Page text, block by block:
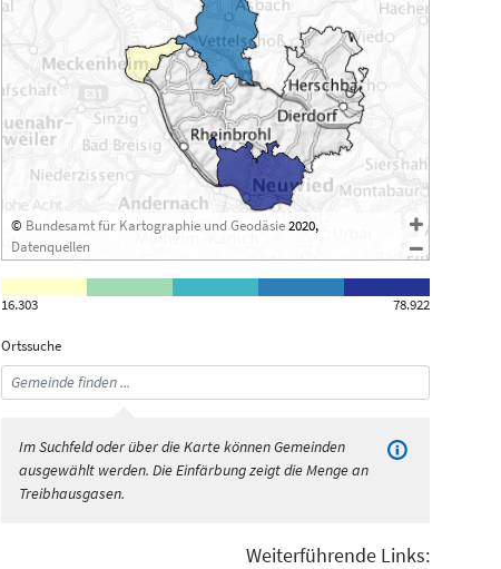
© Bundesamt für Kartographie und Geodäsie2020,
Datenquellen
16.303 78.922
Ortssuche
Im Suchfeld oder über die Karte können Gemeinden
ausgewählt werden. Die Einfärbung zeigt die Menge an
Treibhausgasen.
Weiterführende Links: